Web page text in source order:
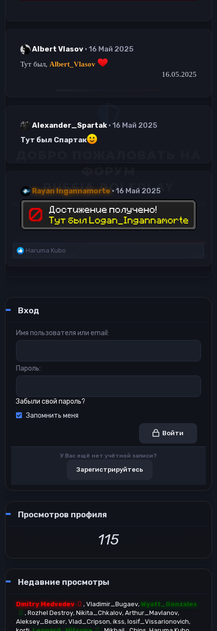
Albert Vlasov 16 Май 2025
Тут был, Albert_Vlasov
16.05.2025
Alexander_Spartak
16 Май 2025
Тут был Спартак
Rayan Ingannamorte 16 Май 2025
Р
:
Haruma Kubo
Вход
Имя пользователя или email
Пароль
Забыли свой пароль?
Запомнить меня
Войти
У Вас ещё нет учётной записи?
Зарегистрируйтесь
Просмотров профиля
115
Недавние просмотры
Dmitry Medvedev Vladimir_Bugaev Wyatt_Gonzales
Rozhel Destroy Nikita_Chkalov Arthur_Mavlanov
Aleksey_Becker Vlad_Cripson ikss Iosif_Vissarionovich